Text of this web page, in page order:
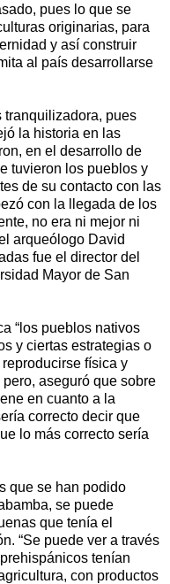
pues lo que se
originarias, para
y así construir
al país desarrollarse
tranquilizadora, pues
la historia en las
en el desarrollo de
tuvieron los pueblos y
de su contacto con las
con la llegada de los
no era ni mejor ni
arqueólogo David
fue el director del
Mayor de San
“los pueblos nativos
y ciertas estrategias o
física y
aseguró que sobre
en cuanto a la
correcto decir que
lo más correcto sería
que se han podido
se puede
que tenía el
“Se puede ver a través
tenían
con productos